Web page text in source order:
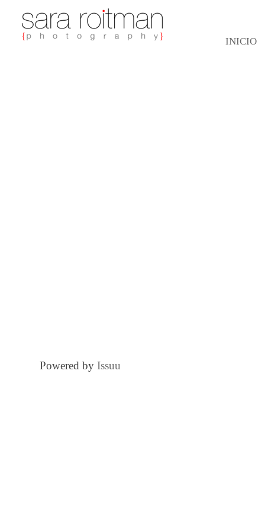
INICIO
Powered byIssuu